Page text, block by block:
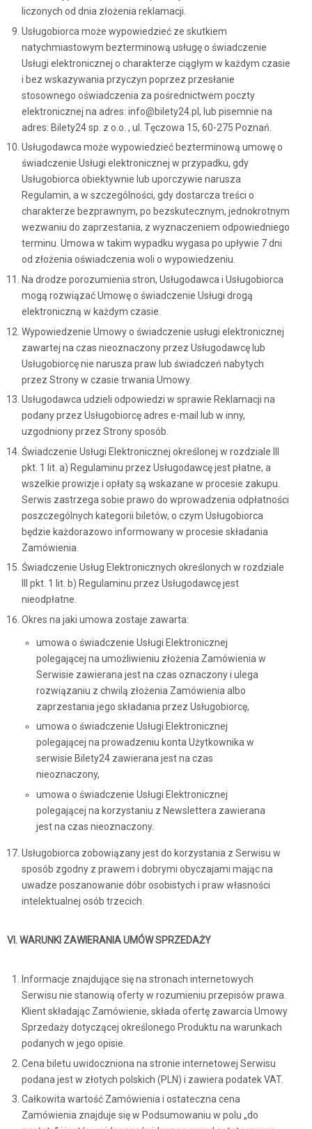
liczonych od dnia złożenia reklamacji.
Usługobiorca może wypowiedzieć ze skutkiem
natychmiastowym bezterminową usługę o świadczenie
Usługi elektronicznej o charakterze ciągłym w każdym czasie
i bez wskazywania przyczyn poprzez przesłanie
stosownego oświadczenia za pośrednictwem poczty
elektronicznej na adres: info@bilety24.pl, lub pisemnie na
adres: Bilety24 sp. z o.o. , ul. Tęczowa 15, 60-275 Poznań.
Usługodawca może wypowiedzieć bezterminową umowę o
świadczenie Usługi elektronicznej w przypadku, gdy
Usługobiorca obiektywnie lub uporczywie narusza
Regulamin, a w szczególności, gdy dostarcza treści o
charakterze bezprawnym, po bezskutecznym, jednokrotnym
wezwaniu do zaprzestania, z wyznaczeniem odpowiedniego
terminu. Umowa w takim wypadku wygasa po upływie 7 dni
od złożenia oświadczenia woli o wypowiedzeniu.
Na drodze porozumienia stron, Usługodawca i Usługobiorca
mogą rozwiązać Umowę o świadczenie Usługi drogą
elektroniczną w każdym czasie.
Wypowiedzenie Umowy o świadczenie usługi elektronicznej
zawartej na czas nieoznaczony przez Usługodawcę lub
Usługobiorcę nie narusza praw lub świadczeń nabytych
przez Strony w czasie trwania Umowy.
Usługodawca udzieli odpowiedzi w sprawie Reklamacji na
podany przez Usługobiorcę adres e-mail lub w inny,
uzgodniony przez Strony sposób.
Świadczenie Usługi Elektronicznej określonej w rozdziale III
pkt. 1 lit. a) Regulaminu przez Usługodawcę jest płatne, a
wszelkie prowizje i opłaty są wskazane w procesie zakupu.
Serwis zastrzega sobie prawo do wprowadzenia odpłatności
poszczególnych kategorii biletów, o czym Usługobiorca
będzie każdorazowo informowany w procesie składania
Zamówienia.
Świadczenie Usług Elektronicznych określonych w rozdziale
III pkt. 1 lit. b) Regulaminu przez Usługodawcę jest
nieodpłatne.
Okres na jaki umowa zostaje zawarta:
umowa o świadczenie Usługi Elektronicznej
polegającej na umożliwieniu złożenia Zamówienia w
Serwisie zawierana jest na czas oznaczony i ulega
rozwiązaniu z chwilą złożenia Zamówienia albo
zaprzestania jego składania przez Usługobiorcę,
umowa o świadczenie Usługi Elektronicznej
polegającej na prowadzeniu konta Użytkownika w
serwisie Bilety24 zawierana jest na czas
nieoznaczony,
umowa o świadczenie Usługi Elektronicznej
polegającej na korzystaniu z Newslettera zawierana
jest na czas nieoznaczony.
Usługobiorca zobowiązany jest do korzystania z Serwisu w
sposób zgodny z prawem i dobrymi obyczajami mając na
uwadze poszanowanie dóbr osobistych i praw własności
intelektualnej osób trzecich.
VI. WARUNKI ZAWIERANIA UMÓW SPRZEDAŻY
Informacje znajdujące się na stronach internetowych
Serwisu nie stanowią oferty w rozumieniu przepisów prawa.
Klient składając Zamówienie, składa ofertę zawarcia Umowy
Sprzedaży dotyczącej określonego Produktu na warunkach
podanych w jego opisie.
Cena biletu uwidoczniona na stronie internetowej Serwisu
podana jest w złotych polskich (PLN) i zawiera podatek VAT.
Całkowita wartość Zamówienia i ostateczna cena
Zamówienia znajduje się w Podsumowaniu w polu „do